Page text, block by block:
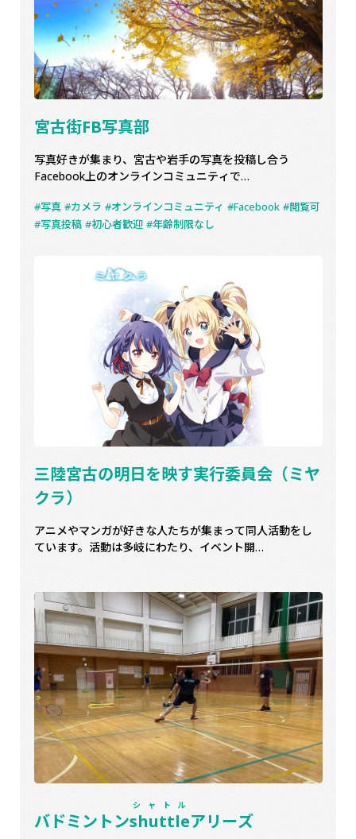
宮古街FB写真部
写真好きが集まり、宮古や岩手の写真を投稿し合う
Facebook上のオンラインコミュニティで…
写真 カメラ オンラインコミュニティ Facebook
閲覧可
写真投稿
初心者歓迎 年齢制限なし
三陸宮古の明日を映す実行委員会（ミヤ
クラ）
アニメやマンガが好きな人たちが集まって同人活動をし
ています。活動は多岐にわたり、イベント開…
バドミントンshuttle
シャトル
アリーズ